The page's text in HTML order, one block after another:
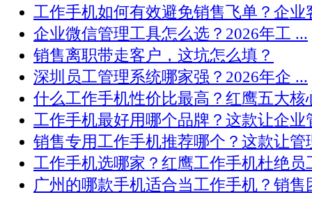
工作手机如何有效避免销售飞单？企业
企业微信管理工具怎么选？2026年工 ...
销售离职带走客户，这坑怎么填？
深圳员工管理系统哪家强？2026年企 ...
什么工作手机性价比最高？红鹰五大核
工作手机最好用哪个品牌？这款让企业
销售专用工作手机推荐哪个？这款让管
工作手机选哪家？红鹰工作手机杜绝员
广州的哪款手机适合当工作手机？销售